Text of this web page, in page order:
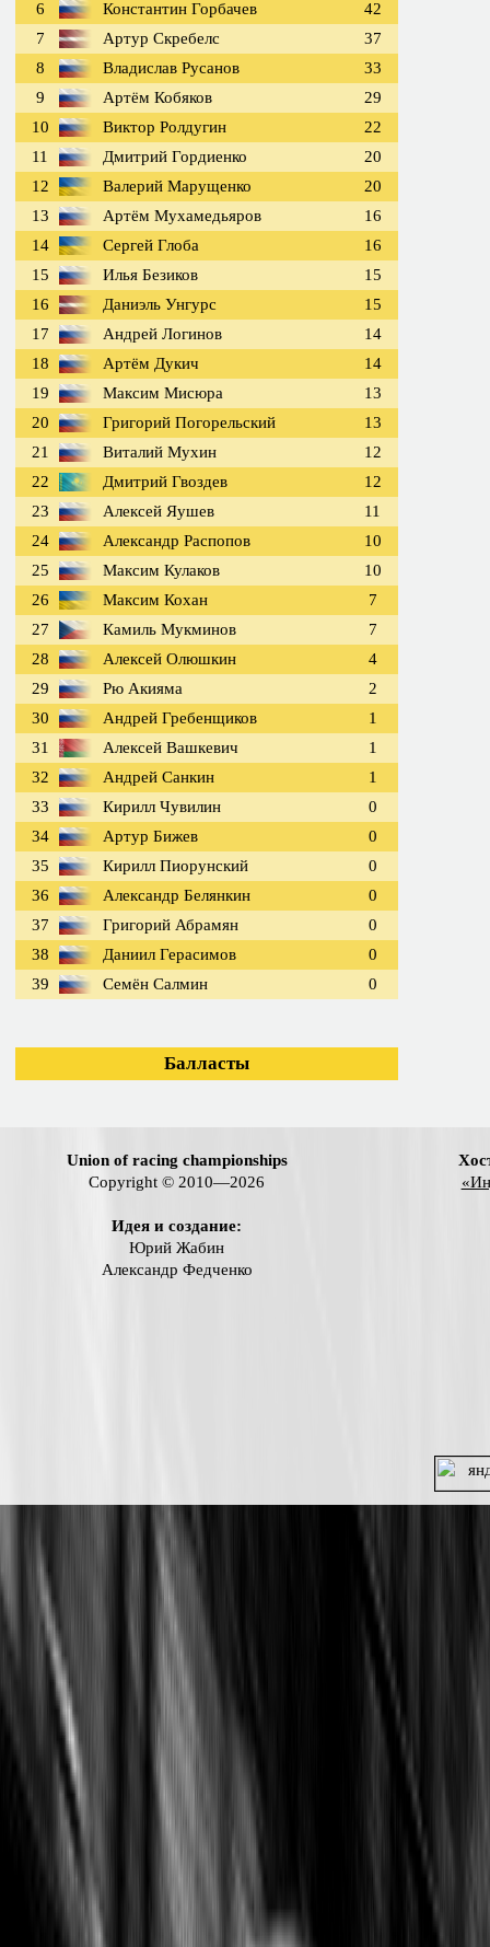
6
Константин Горбачев
42
7
Артур Скребелс
37
8
Владислав Русанов
33
9
Артём Кобяков
29
10
Виктор Ролдугин
22
11
Дмитрий Гордиенко
20
12
Валерий Марущенко
20
13
Артём Мухамедьяров
16
14
Сергей Глоба
16
15
Илья Безиков
15
16
Даниэль Унгурс
15
17
Андрей Логинов
14
18
Артём Дукич
14
19
Максим Мисюра
13
20
Григорий Погорельский
13
21
Виталий Мухин
12
22
Дмитрий Гвоздев
12
23
Алексей Яушев
11
24
Александр Распопов
10
25
Максим Кулаков
10
26
Максим Кохан
7
27
Камиль Мукминов
7
28
Алексей Олюшкин
4
29
Рю Акияма
2
30
Андрей Гребенщиков
1
31
Алексей Вашкевич
1
32
Андрей Санкин
1
33
Кирилл Чувилин
0
34
Артур Бижев
0
35
Кирилл Пиорунский
0
36
Александр Белянкин
0
37
Григорий Абрамян
0
38
Даниил Герасимов
0
39
Семён Салмин 0
Балласты
Union of racing championships
Copyright © 2010—2026
Идея и создание:
Юрий Жабин
Александр Федченко